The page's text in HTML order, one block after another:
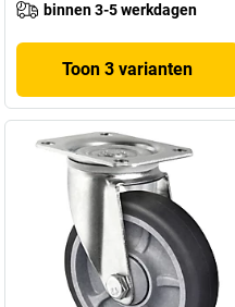
binnen 3-5 werkdagen
Toon 3 varianten